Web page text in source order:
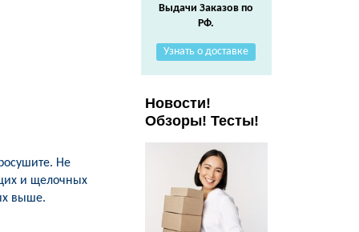
Не
и щелочных
выше.
Выдачи Заказов по
РФ.
Узнать о доставке
Новости!
Обзоры! Тесты!